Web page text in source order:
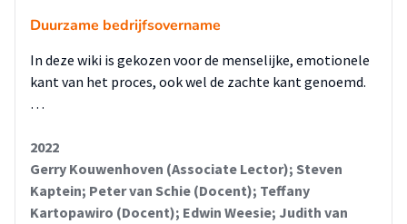
Duurzame bedrijfsovername
In deze wiki is gekozen voor de menselijke, emotionele
kant van het proces, ook wel de zachte kant genoemd.
…
2022
Gerry Kouwenhoven (Associate Lector); Steven
Kaptein; Peter van Schie (Docent); Teffany
Kartopawiro (Docent); Edwin Weesie; Judith van